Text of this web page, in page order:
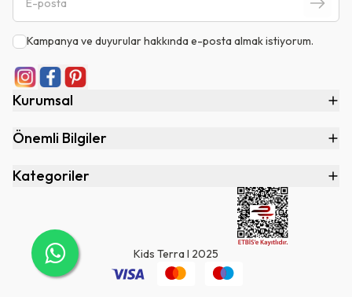
Kampanya ve duyurular hakkında e-posta almak istiyorum.
Kurumsal
Önemli Bilgiler
Kategoriler
Kids Terra I 2025